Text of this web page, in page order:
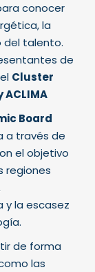
conocer
la
del talento.
de
Cluster
ACLIMA
Board
a través de
el objetivo
regiones
y la escasez
de forma
las